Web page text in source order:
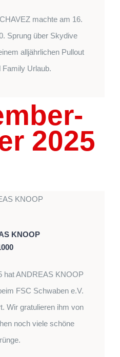
machte am 16.
Sprung über Skydive
alljährlichen Pullout
Family Urlaub.
2025
KNOOP
hat ANDREAS KNOOP
FSC Schwaben e.V.
Wir gratulieren ihm von
noch viele schöne